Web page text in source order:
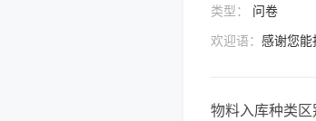
类型：
问卷
欢迎语： 感谢您能
物料入库种类